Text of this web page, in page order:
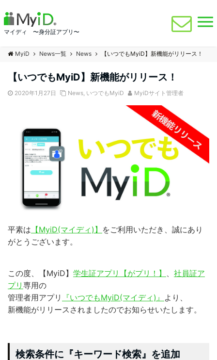
マイディ 〜身分証アプリ〜
MyiD News一覧 News 【いつでもMyiD】新機能がリリース！
【いつでもMyiD】新機能がリリース！
2020年1月27日 News, いつでもMyiD MyiDサイト管理者
平素は 【MyiD(マイディ) 】 をご利用いただき、誠にあり
がとうございます。
この度、【MyiD】 学生証アプリ【がプリ！】 、 社員証ア
プリ 専用の
管理者用アプリ
『いつでもMyiD(マイディ)』 より、
新機能がリリースされましたのでお知らせいたします。
検索条件に『キーワード検索』を追加